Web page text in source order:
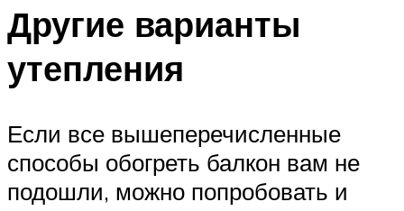
Другие варианты
утепления
Если все вышеперечисленные
способы обогреть балкон вам не
подошли, можно попробовать и